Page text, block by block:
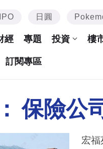
日圓
經 專題 投資 樓
訂閱專區
保險公
宏